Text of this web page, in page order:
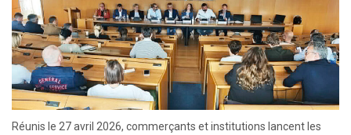
Réunis le 27 avril 2026, commerçants et institutions lancent les